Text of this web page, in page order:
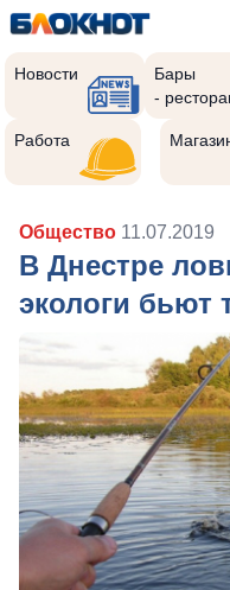
Новости
Бары
-
Работа
Общество 11.07.2019
В Днестре
экологи бьют